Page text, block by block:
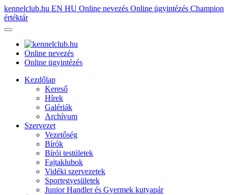
kennelclub.hu EN HU Online nevezés Online ügyintézés Champion
értéktár
Online nevezés
Online ügyintézés
Kezdőlap
Kereső
Hírek
Galériák
Archívum
Szervezet
Vezetőség
Bírók
Bírói testületek
Fajtaklubok
Vidéki szervezetek
Sportegyesületek
Junior Handler és Gyermek kutyapár